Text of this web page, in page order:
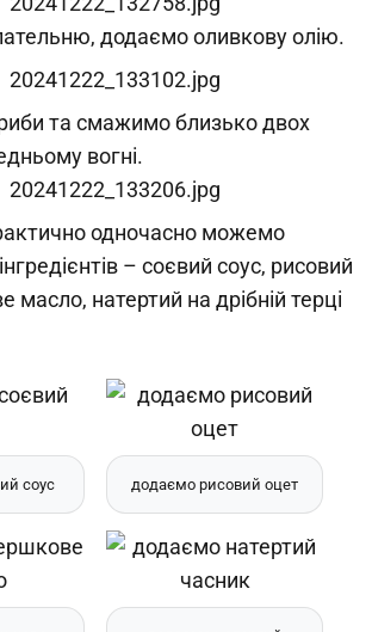
додаємо оливкову олію.
та смажимо близько двох
вогні.
одночасно можемо
– соєвий соус, рисовий
масло, натертий на дрібній терці
соус додаємо рисовий оцет